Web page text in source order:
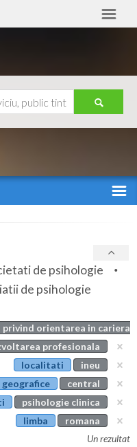
de psihologie
de psihologie
orientarea in cariera
profesionala
localitati
ineu
geografice
central
psihologie clinica
limba
romana
Un rezultat